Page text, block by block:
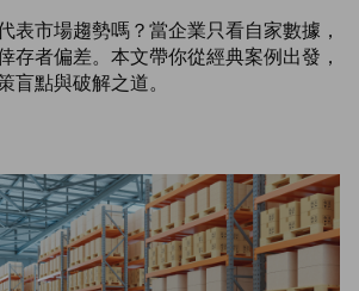
表市場趨勢嗎？當企業只看自家數據，
存者偏差。本文帶你從經典案例出發，
盲點與破解之道。